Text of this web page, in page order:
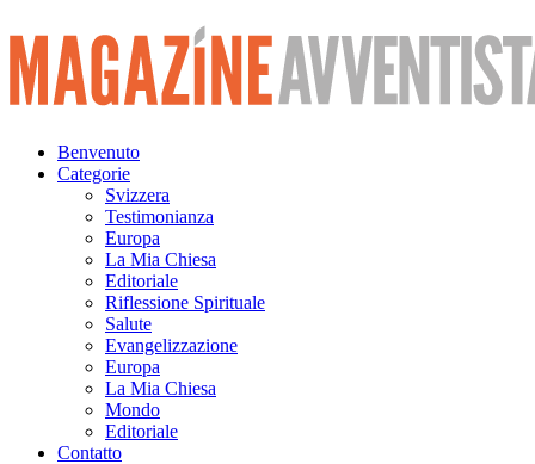
Vai
al
contenuto
Benvenuto
Categorie
Svizzera
Testimonianza
Europa
La Mia Chiesa
Editoriale
Riflessione Spirituale
Salute
Evangelizzazione
Europa
La Mia Chiesa
Mondo
Editoriale
Contatto